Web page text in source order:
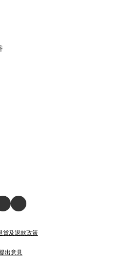
貨及退款政策
出意見